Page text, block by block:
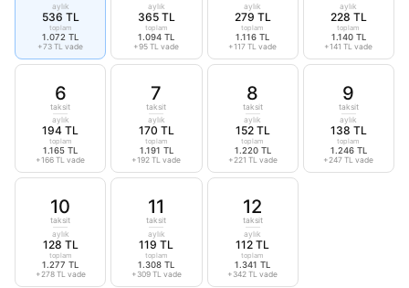
aylık
536 TL
toplam
1.072 TL
+73 TL vade
aylık
365 TL
toplam
1.094 TL
+95 TL vade
aylık
279 TL
toplam
1.116 TL
+117 TL vade
aylık
228 TL
toplam
1.140 TL
+141 TL vade
6
taksit
aylık
194 TL
toplam
1.165 TL
+166 TL vade
7
taksit
aylık
170 TL
toplam
1.191 TL
+192 TL vade
8
taksit
aylık
152 TL
toplam
1.220 TL
+221 TL vade
9
taksit
aylık
138 TL
toplam
1.246 TL
+247 TL vade
10
taksit
aylık
128 TL
toplam
1.277 TL
+278 TL vade
11
taksit
aylık
119 TL
toplam
1.308 TL
+309 TL vade
12
taksit
aylık
112 TL
toplam
1.341 TL
+342 TL vade